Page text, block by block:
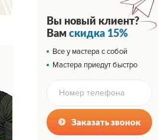
Вы новый клиент?
Вамскидка 15%
Все у мастера с собой
Мастера приедут быстро
Заказать звонок